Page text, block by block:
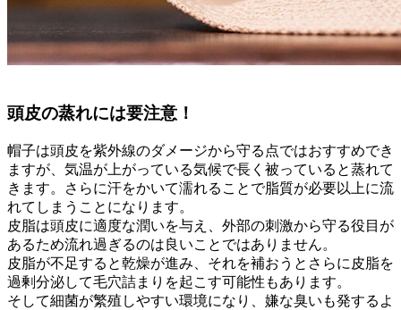
頭皮の蒸れには要注意！
帽子は頭皮を紫外線のダメージから守る点ではおすすめでき
ますが、気温が上がっている気候で長く被っていると蒸れて
きます。さらに汗をかいて濡れることで脂質が必要以上に流
れてしまうことになります。
皮脂は頭皮に適度な潤いを与え、外部の刺激から守る役目が
あるため流れ過ぎるのは良いことではありません。
皮脂が不足すると乾燥が進み、それを補おうとさらに皮脂を
過剰分泌して毛穴詰まりを起こす可能性もあります。
そして細菌が繁殖しやすい環境になり、嫌な臭いも発するよ